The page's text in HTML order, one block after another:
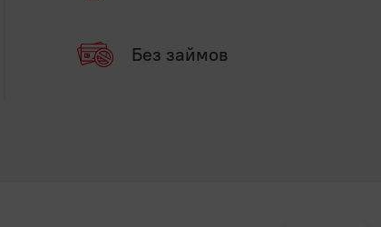
Без займов